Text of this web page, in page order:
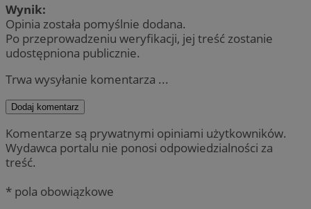
Wynik:
Opinia została pomyślnie dodana.
Po przeprowadzeniu weryfikacji, jej treść zostanie
udostępniona publicznie.
Trwa wysyłanie komentarza ...
Dodaj komentarz
Komentarze są prywatnymi opiniami użytkowników.
Wydawca portalu nie ponosi odpowiedzialności za
treść.
* pola obowiązkowe